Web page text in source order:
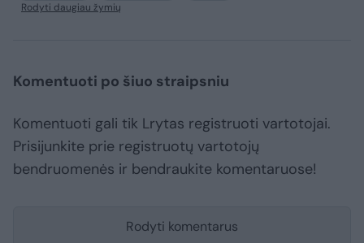
Rodyti daugiau žymių
Komentuoti po šiuo straipsniu
Komentuoti gali tik Lrytas registruoti vartotojai.
Prisijunkite prie registruotų vartotojų
bendruomenės ir bendraukite komentaruose!
Rodyti komentarus